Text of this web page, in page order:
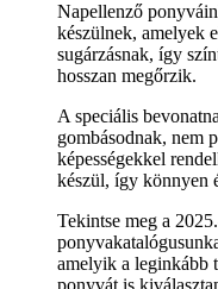
Napellenző
készülnek, amelyek
sugárzásnak, így
hosszan megőrzik.
A speciális
gombásodnak, nem
képességekkel
készül, így könnyen
Tekintse meg a
amelyik a leginkább